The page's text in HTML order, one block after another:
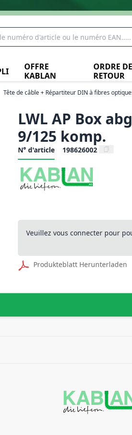
OFFRE
KABLAN
ORDRE DE
RETOUR
Tête de câble + Répartiteur DIN à fibres
LWL AP Box
9/125 komp.
N° d'article 198626002
Veuillez vous connecter pour
Produkteblatt Herunterladen